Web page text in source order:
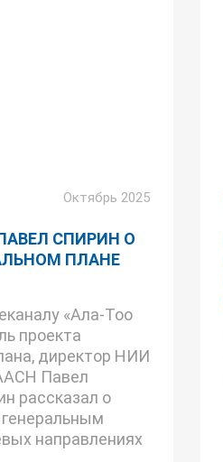
Октябрь 2025
СПИРИН О
ПЛАНЕ
«Ала-Тоо
проекта
директор НИИ
Павел
рассказал о
направлениях